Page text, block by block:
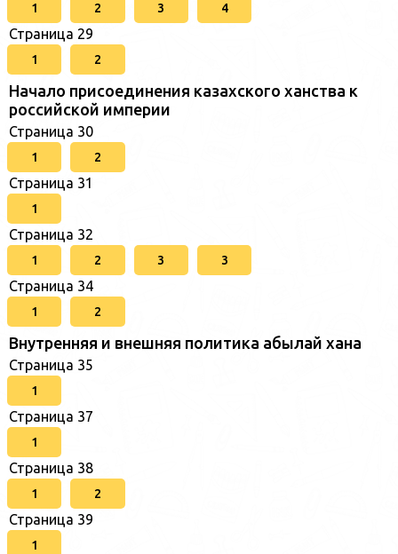
1 2 3 4
Страница 29
1 2
Начало присоединения казахского ханства к
российской империи
Страница 30
1 2
Страница 31
1
Страница 32
1 2 3 3
Страница 34
1 2
Внутренняя и внешняя политика абылай хана
Страница 35
1
Страница 37
1
Страница 38
1 2
Страница 39
1